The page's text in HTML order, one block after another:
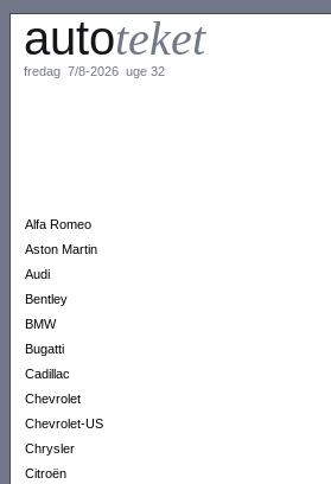
autoteket
fredag 7/8-2026 uge 32
Alfa Romeo
Aston Martin
Audi
Bentley
BMW
Bugatti
Cadillac
Chevrolet
Chevrolet-US
Chrysler
Citroën